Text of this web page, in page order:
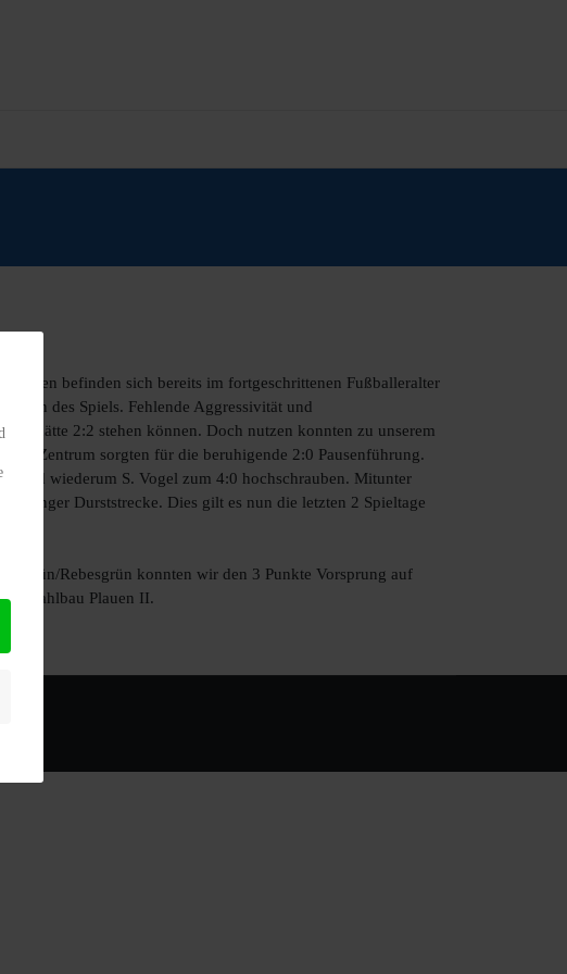
befinden sich bereits im fortgeschrittenen Fußballeralter
des Spiels. Fehlende Aggressivität und
hätte 2:2 stehen können. Doch nutzen konnten zu unserem
Zentrum sorgten für die beruhigende 2:0 Pausenführung.
und wiederum S. Vogel zum 4:0 hochschrauben. Mitunter
langer Durststrecke. Dies gilt es nun die letzten 2 Spieltage
Rebesgrün konnten wir den 3 Punkte Vorsprung auf
Stahlbau Plauen II.